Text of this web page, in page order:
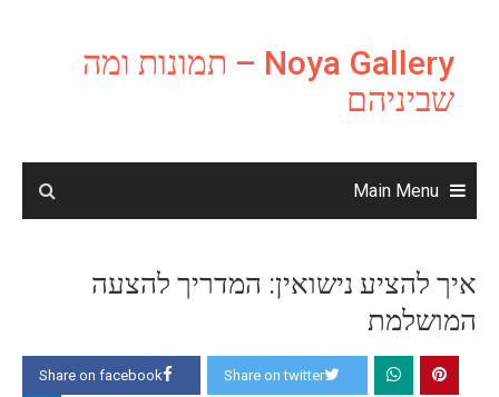
content
Noya Gallery – תמונות ומה
שביניהם
Main Menu
איך להציע נישואין: המדריך להצעה
המושלמת
Share on facebook Share on twitter